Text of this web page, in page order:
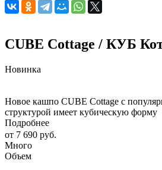
CUBE Cottage / КУБ
Новинка
Новое кашпо CUBE Cottage с
структурой имеет кубическую форму
Подробнее
от 7 690 руб.
Много
Объем